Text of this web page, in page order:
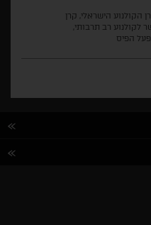
הקולנוע הישראלי, קרן
לקולנוע רב תרבותי,
הפיס